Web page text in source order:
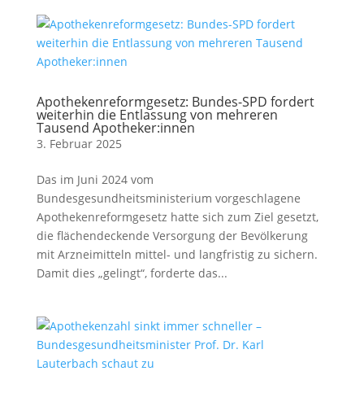
Apothekenreformgesetz: Bundes-SPD fordert
weiterhin die Entlassung von mehreren
Tausend Apotheker:innen
3. Februar 2025
Das im Juni 2024 vom
Bundesgesundheitsministerium vorgeschlagene
Apothekenreformgesetz hatte sich zum Ziel gesetzt,
die flächendeckende Versorgung der Bevölkerung
mit Arzneimitteln mittel- und langfristig zu sichern.
Damit dies „gelingt“, forderte das...